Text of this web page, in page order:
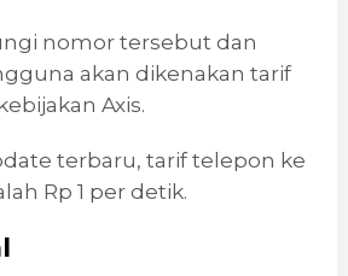
nomor tersebut dan
akan dikenakan tarif
Axis.
terbaru, tarif telepon ke
Rp 1 per detik.